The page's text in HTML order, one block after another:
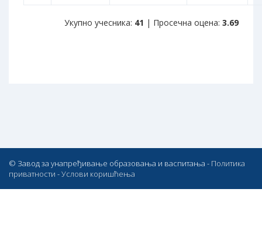
Укупно учесника: 41 | Просечна оцена: 3.69
© Завод за унапређивање образовања и васпитања - Политика
приватности -Услови коришћења